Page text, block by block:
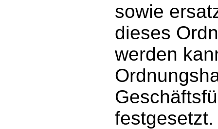
sowie
dieses
werden
festgesetzt.